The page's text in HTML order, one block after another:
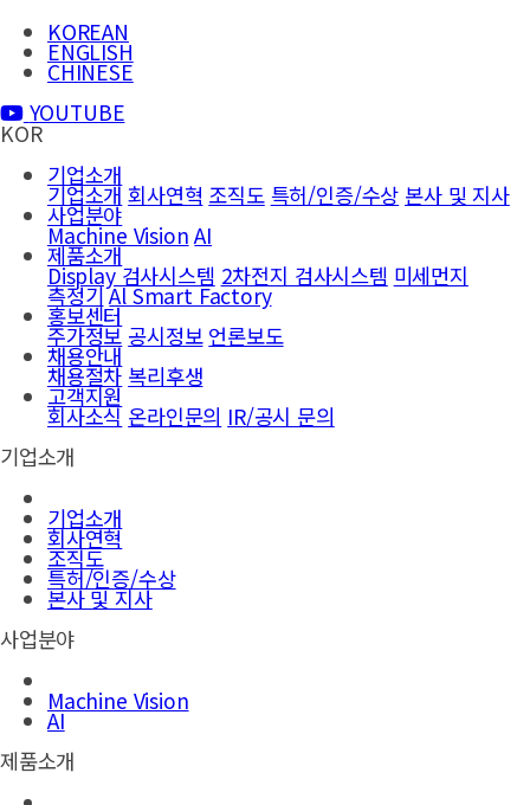
KOREAN
ENGLISH
CHINESE
YOUTUBE
KOR
기업소개
기업소개회사연혁 조직도 특허/인증/수상 본사 및 지사
사업분야
Machine Vision AI
제품소개
Display 검사시스템 2차전지 검사시스템 미세먼지
측정기Al Smart Factory
홍보센터
주가정보 공시정보 언론보도
채용안내
채용절차 복리후생
고객지원
회사소식 온라인문의 IR/공시 문의
기업소개
기업소개
회사연혁
조직도
특허/인증/수상
본사 및 지사
사업분야
Machine Vision
AI
제품소개